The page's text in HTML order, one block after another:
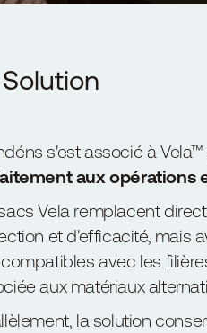
s'est associé à
aux opérations
Vela remplacent
et d'efficacité, mais
avec les
aux matériaux
la solution